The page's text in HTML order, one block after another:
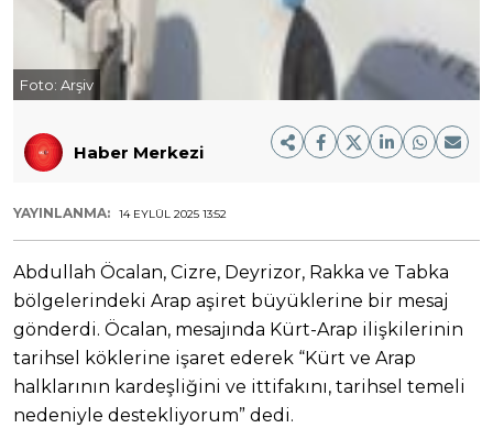
Foto: Arşiv
Haber Merkezi
YAYINLANMA: 14 EYLÜL 2025 13:52
Abdullah Öcalan, Cizre, Deyrizor, Rakka ve Tabka
bölgelerindeki Arap aşiret büyüklerine bir mesaj
gönderdi. Öcalan, mesajında Kürt-Arap ilişkilerinin
tarihsel köklerine işaret ederek “Kürt ve Arap
halklarının kardeşliğini ve ittifakını, tarihsel temeli
nedeniyle destekliyorum” dedi.